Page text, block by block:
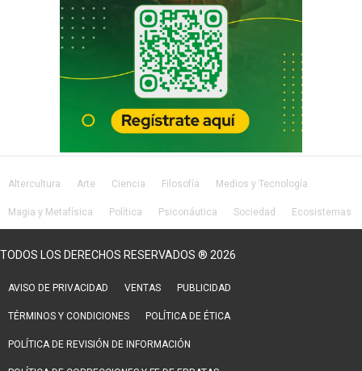
Altercultura Arte Ciencia Filosofía Medios y Tecnología
Magia y Metafísica Política Psiconáutica Sociedad Ecosistemas
TODOS LOS DERECHOS RESERVADOS ® 2026
AVISO DE PRIVACIDAD VENTAS PUBLICIDAD
TÉRMINOS Y CONDICIONES POLÍTICA DE ÉTICA
POLÍTICA DE REVISIÓN DE INFORMACIÓN